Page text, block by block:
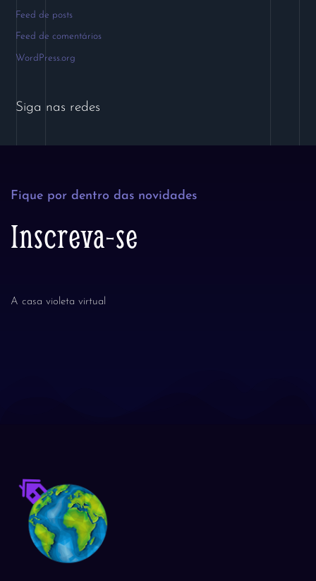
Feed de posts
Feed de comentários
WordPress.org
Siga nas redes
Fique por dentro das novidades
Inscreva-se
A casa violeta virtual